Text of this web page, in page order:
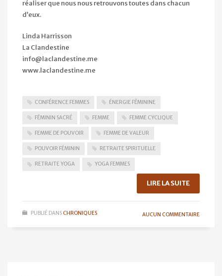
réaliser que nous nous retrouvons toutes dans chacun
d’eux.
Linda Harrisson
La Clandestine
info@laclandestine.me
www.laclandestine.me
CONFÉRENCE FEMMES ÉNERGIE FÉMININE
FÉMININ SACRÉ FEMME FEMME CYCLIQUE
FEMME DE POUVOIR FEMME DE VALEUR
POUVOIR FÉMININ RETRAITE SPIRITUELLE
RETRAITE YOGA YOGA FEMMES
LIRE LA SUITE
PUBLIÉ DANSCHRONIQUES AUCUN COMMENTAIRE